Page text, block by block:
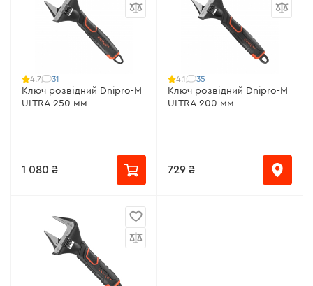
4.7 31
Ключ розвідний Dnipro-M
ULTRA 250 мм
1 080 ₴
4.1 35
Ключ розвідний Dnipro-M
ULTRA 200 мм
729 ₴